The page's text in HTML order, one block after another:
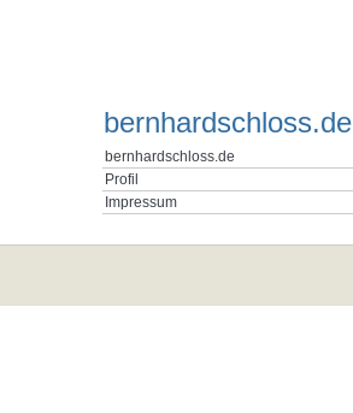
bernhardschloss.de
bernhardschloss.de
Profil
Impressum